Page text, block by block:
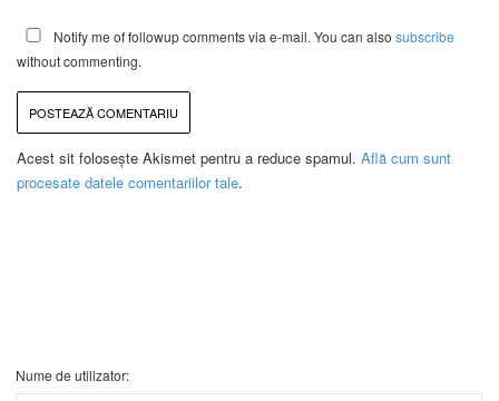
Notify me of followup comments via e-mail. You can also subscribe
without commenting.
Acest sit folosește Akismet pentru a reduce spamul. Află cum sunt
procesate datele comentariilor tale.
Nume de utilizator: